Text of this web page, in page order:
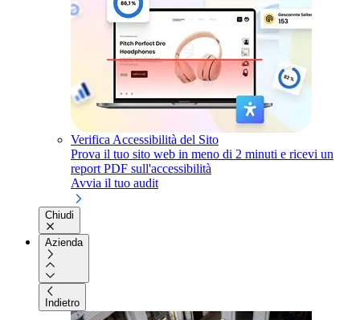
Verifica Accessibilità del Sito
Prova il tuo sito web in meno di 2 minuti e ricevi un
report PDF sull'accessibilità
Avvia il tuo audit
Chiudi
Azienda
Indietro